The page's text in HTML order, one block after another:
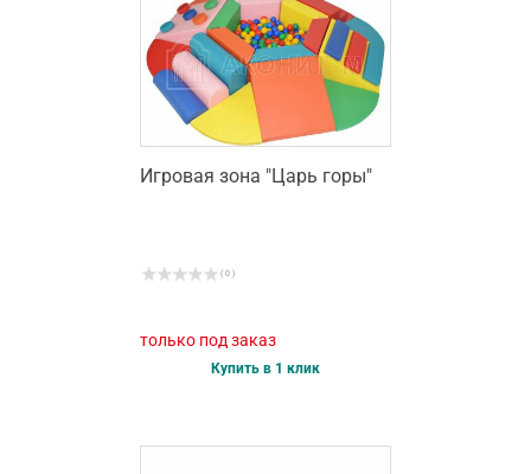
Игровая зона "Царь горы"
( 0 )
только под заказ
Купить в 1 клик